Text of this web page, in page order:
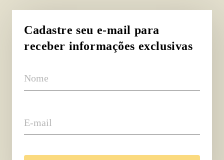
Cadastre seu e-mail para
receber informações exclusivas
Nome
E-mail